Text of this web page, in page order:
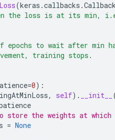
(keras .callbacks .
the loss is at its min,
epochs to wait after min
training stops.
=0):
, self) . __init__
store the weights at which
= None